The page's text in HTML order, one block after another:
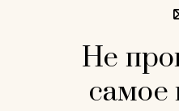
Не
самое